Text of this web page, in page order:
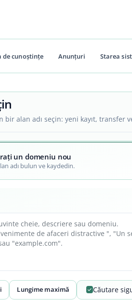
de cunoștințe Anunțuri Starea
alan adı seçin: yeni kayıt, transfer
un domeniu nou
adı bulun ve kaydedin.
Lungime maximă Căutare